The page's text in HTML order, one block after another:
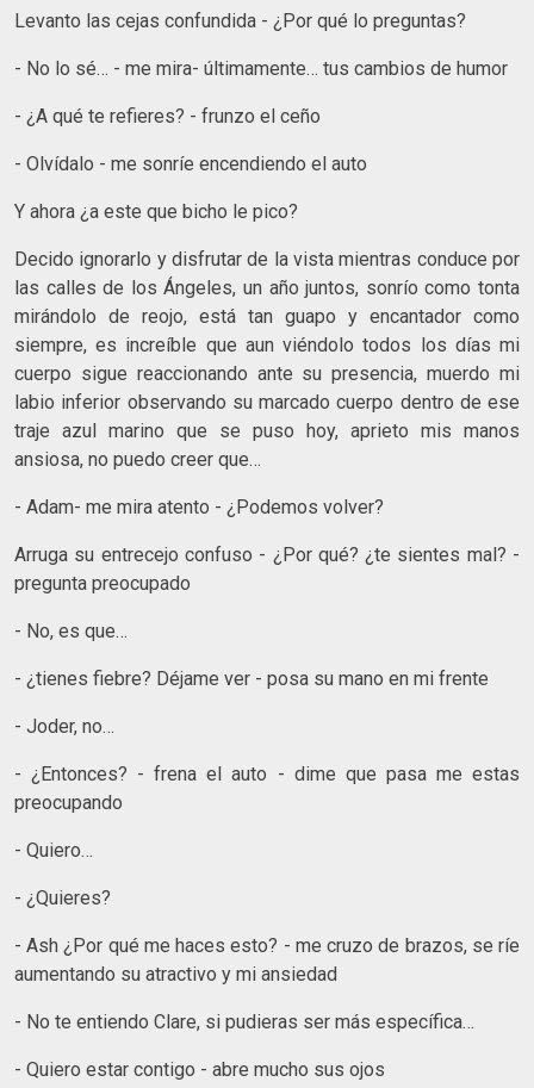
Levanto las cejas confundida - ¿Por qué lo preguntas?
- No lo sé… - me mira- últimamente… tus cambios de humor
- ¿A qué te refieres? - frunzo el ceño
- Olvídalo - me sonríe encendiendo el auto
Y ahora ¿a este que bicho le pico?
Decido ignorarlo y disfrutar de la vista mientras conduce por
las calles de los Ángeles, un año juntos, sonrío como tonta
mirándolo de reojo, está tan guapo y encantador como
siempre, es increíble que aun viéndolo todos los días mi
cuerpo sigue reaccionando ante su presencia, muerdo mi
labio inferior observando su marcado cuerpo dentro de ese
traje azul marino que se puso hoy, aprieto mis manos
ansiosa, no puedo creer que…
- Adam- me mira atento - ¿Podemos volver?
Arruga su entrecejo confuso - ¿Por qué? ¿te sientes mal? -
pregunta preocupado
- No, es que…
- ¿tienes fiebre? Déjame ver - posa su mano en mi frente
- Joder, no…
- ¿Entonces? - frena el auto - dime que pasa me estas
preocupando
- Quiero…
- ¿Quieres?
- Ash ¿Por qué me haces esto? - me cruzo de brazos, se ríe
aumentando su atractivo y mi ansiedad
- No te entiendo Clare, si pudieras ser más específica…
- Quiero estar contigo - abre mucho sus ojos